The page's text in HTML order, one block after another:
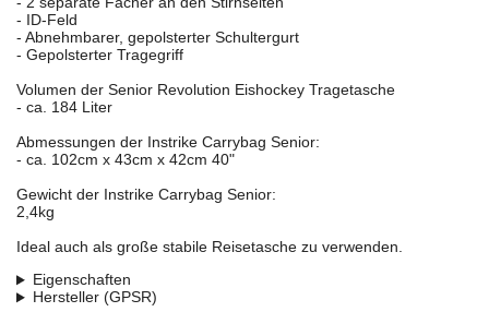
- ID-Feld
- Abnehmbarer, gepolsterter Schultergurt
- Gepolsterter Tragegriff
Volumen der Senior Revolution Eishockey Tragetasche
- ca. 184 Liter
Abmessungen der Instrike Carrybag Senior:
- ca. 102cm x 43cm x 42cm 40"
Gewicht der Instrike Carrybag Senior:
2,4kg
Ideal auch als große stabile Reisetasche zu verwenden.
Eigenschaften
Hersteller (GPSR)